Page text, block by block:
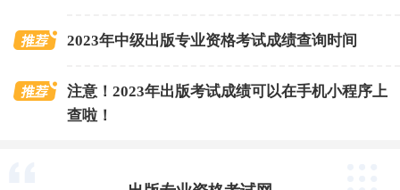
2023年中级出版专业资格考试成绩查询时间
注意！2023年出版考试成绩可以在手机小程序上
查啦！